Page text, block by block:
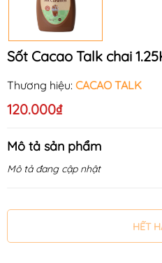
Sốt Cacao Talk chai
Thương hiệu: CACAO TALK
120.000₫
Mô tả sản phẩm
Mô tả đang cập nhật
HẾT